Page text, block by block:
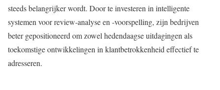
steeds belangrijker wordt. Door te investeren in intelligente
systemen voor review-analyse en -voorspelling, zijn bedrijven
beter gepositioneerd om zowel hedendaagse uitdagingen als
toekomstige ontwikkelingen in klantbetrokkenheid effectief te
adresseren.